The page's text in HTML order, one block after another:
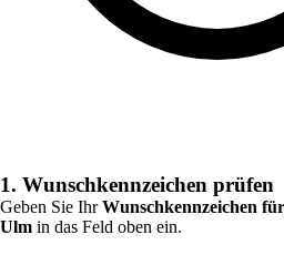
1. Wunschkennzeichen prüfen
Geben Sie IhrWunschkennzeichen für
Ulm in das Feld oben ein.